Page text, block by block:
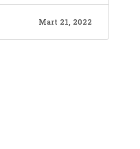
Mart 21, 2022